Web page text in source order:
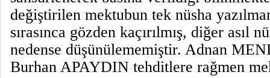
değiştirilen mektubun tek nüsha
sırasınca gözden kaçırılmış, diğer asıl
nedense düşünülememiştir. Adnan
Burhan APAYDIN tehditlere rağmen